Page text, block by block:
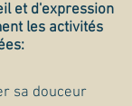
et d'expression
les activités
sa douceur